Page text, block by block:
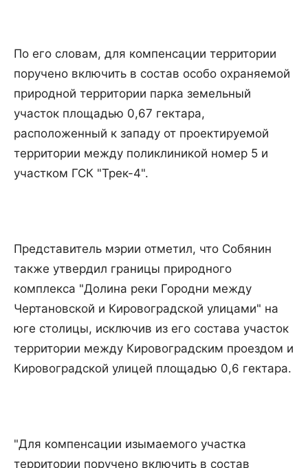
По его словам, для компенсации территории
поручено включить в состав особо охраняемой
природной территории парка земельный
участок площадью 0,67 гектара,
расположенный к западу от проектируемой
территории между поликлиникой номер 5 и
участком ГСК "Трек-4".
Представитель мэрии отметил, что Собянин
также утвердил границы природного
комплекса "Долина реки Городни между
Чертановской и Кировоградской улицами" на
юге столицы, исключив из его состава участок
территории между Кировоградским проездом и
Кировоградской улицей площадью 0,6 гектара.
"Для компенсации изымаемого участка
территории поручено включить в состав